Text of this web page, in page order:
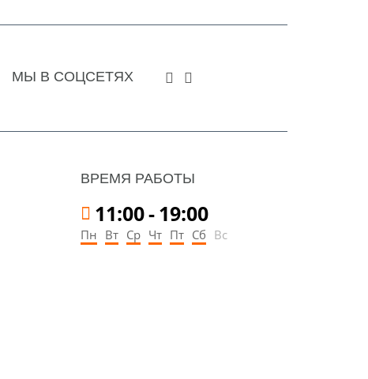
МЫ В СОЦСЕТЯХ
ВРЕМЯ РАБОТЫ
11:00-19:00
Пн Вт Ср Чт Пт Сб Вс